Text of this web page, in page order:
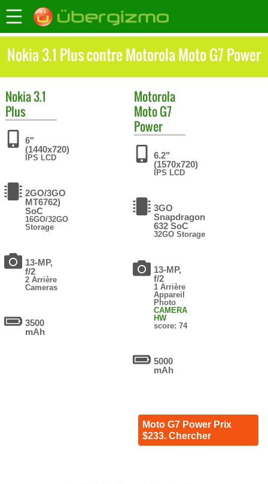
Nokia 3.1 Plus contre Motorola Moto G7 Power
Nokia3.1
Plus
6"
(1440x720)
IPS LCD
2GO/3GO
MT6762)
SoC
16GO/32GO
Storage
13-MP,
f/2
2 Arrière
Cameras
3500
mAh
Motorola
Moto G7
Power
6.2"
(1570x720)
IPS LCD
3GO
Snapdragon
632 SoC
32GO Storage
13-MP,
f/2
1 Arrière
Appareil
Photo
CAMERA
HW
score: 74
5000
mAh
Moto G7 Power Prix
$233. Chercher